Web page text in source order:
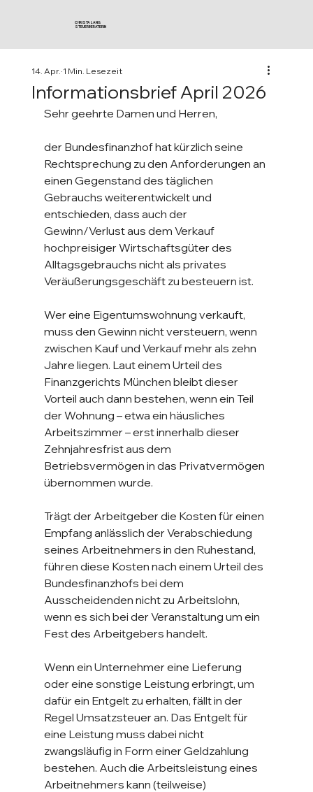
CHRISTA LANG
STEUERBERATERIN
Informationsbrief April 2026
14. Apr. 1 Min. Lesezeit
Sehr geehrte Damen und Herren,
der Bundesfinanzhof hat kürzlich seine
Rechtsprechung zu den Anforderungen an
einen Gegenstand des täglichen
Gebrauchs weiterentwickelt und
entschieden, dass auch der
Gewinn/Verlust aus dem Verkauf
hochpreisiger Wirtschaftsgüter des
Alltagsgebrauchs nicht als privates
Veräußerungsgeschäft zu besteuern ist.
Wer eine Eigentumswohnung verkauft,
muss den Gewinn nicht versteuern, wenn
zwischen Kauf und Verkauf mehr als zehn
Jahre liegen. Laut einem Urteil des
Finanzgerichts München bleibt dieser
Vorteil auch dann bestehen, wenn ein Teil
der Wohnung – etwa ein häusliches
Arbeitszimmer – erst innerhalb dieser
Zehnjahresfrist aus dem
Betriebsvermögen in das Privatvermögen
übernommen wurde.
Trägt der Arbeitgeber die Kosten für einen
Empfang anlässlich der Verabschiedung
seines Arbeitnehmers in den Ruhestand,
führen diese Kosten nach einem Urteil des
Bundesfinanzhofs bei dem
Ausscheidenden nicht zu Arbeitslohn,
wenn es sich bei der Veranstaltung um ein
Fest des Arbeitgebers handelt.
Wenn ein Unternehmer eine Lieferung
oder eine sonstige Leistung erbringt, um
dafür ein Entgelt zu erhalten, fällt in der
Regel Umsatzsteuer an. Das Entgelt für
eine Leistung muss dabei nicht
zwangsläufig in Form einer Geldzahlung
bestehen. Auch die Arbeitsleistung eines
Arbeitnehmers kann (teilweise)